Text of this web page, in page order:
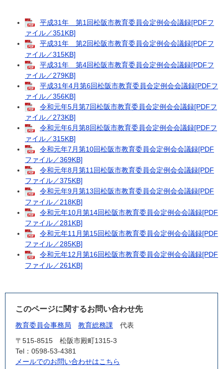
平成31年 第1回松阪市教育委員会定例会会議録[PDFフ
ァイル／351KB]
平成31年 第2回松阪市教育委員会定例会会議録[PDFフ
ァイル／315KB]
平成31年 第4回松阪市教育委員会定例会会議録[PDFフ
ァイル／279KB]
平成31年4月第6回松阪市教育委員会定例会会議録[PDFフ
ァイル／356KB]
令和元年5月第7回松阪市教育委員会定例会会議録[PDFフ
ァイル／273KB]
令和元年6月第8回松阪市教育委員会定例会会議録[PDFフ
ァイル／315KB]
令和元年7月第10回松阪市教育委員会定例会会議録[PDF
ファイル／369KB]
令和元年8月第11回松阪市教育委員会定例会会議録[PDF
ファイル／375KB]
令和元年9月第13回松阪市教育委員会定例会会議録[PDF
ファイル／218KB]
令和元年10月第14回松阪市教育委員会定例会会議録[PDF
ファイル／281KB]
令和元年11月第15回松阪市教育委員会定例会会議録[PDF
ファイル／285KB]
令和元年12月第16回松阪市教育委員会定例会会議録[PDF
ファイル／261KB]
このページに関するお問い合わせ先
教育委員会事務局 教育総務課
代表
〒515-8515
松阪市殿町1315-3
Tel：0598-53-4381
メールでのお問い合わせはこちら